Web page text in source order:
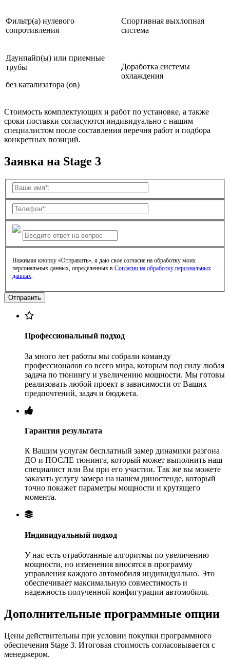
Фильтр(а) нулевого
сопротивления
Спортивная выхлопная
система
Даунпайп(ы) или приемные
трубы
без катализатора (ов)
Доработка системы
охлаждения
Стоимость комплектующих и работ по установке, а также
сроки поставки согласуются индивидуально с нашим
специалистом после составления перечня работ и подбора
конкретных позиций.
Заявка на Stage 3
Нажимая кнопку «Отправить», я даю свое согласие на обработку моих
персональных данных, определенных в Согласии на обработку персональных
данных.
Профессиональный подход
За много лет работы мы собрали команду
профессионалов со всего мира, которым под силу любая
задача по тюнингу и увеличению мощности. Мы готовы
реализовать любой проект в зависимости от Ваших
предпочтений, задач и бюджета.
Гарантия результата
К Вашим услугам бесплатный замер динамики разгона
ДО и ПОСЛЕ тюнинга, который может выполнить наш
специалист или Вы при его участии. Так же вы можете
заказать услугу замера на нашем диностенде, который
точно покажет параметры мощности и крутящего
момента.
Индивидуальный подход
У нас есть отработанные алгоритмы по увеличению
мощности, но изменения вносятся в программу
управления каждого автомобиля индивидуально. Это
обеспечивает максимальную совместимость и
надежность полученной конфигурации автомобиля.
Дополнительные программные опции
Цены действительны при условии покупки программного
обеспечения Stage 3. Итоговая стоимость согласовывается с
менеджером.